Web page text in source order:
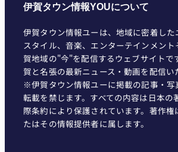
伊賀タウン情報YOUについて
伊賀タウン情報ユーは、地域に密着した
スタイル、音楽、エンターテインメント
賀地域の"今"を配信するウェブサイトで
賀と名張の最新ニュース・動画を配信い
※伊賀タウン情報ユーに掲載の記事・写
転載を禁じます。すべての内容は日本の
際条約により保護されています。著作権
たはその情報提供者に属します。